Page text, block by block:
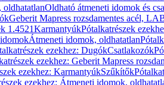
oldhatatlanOldható átmeneti idomok és
Geberit Mapress rozsdamentes acél,
1.4521KarmantyúkPótalkatrészek
Átmeneti idomok, oldhatatlan
ezekhez: DugókCsatlakozók
ezekhez: Geberit Mapress
ezekhez: KarmantyúkSzűkítők
ezekhez: Átmeneti idomok,